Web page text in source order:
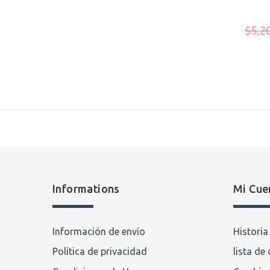
Informations
Información de envío
Política de privacidad
Mi
Historia
lista de